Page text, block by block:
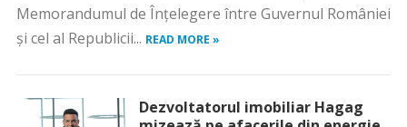
Memorandumul de Înţelegere între Guvernul României
şi cel al Republicii... READ MORE »
Dezvoltatorul imobiliar Hagag